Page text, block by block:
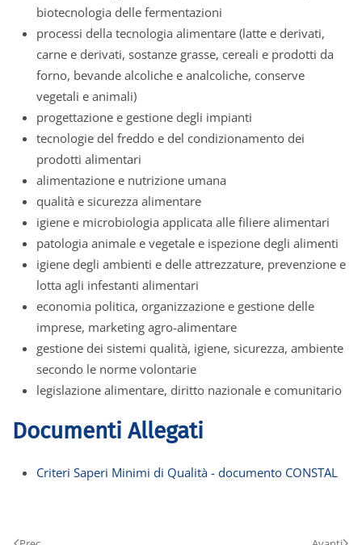
biotecnologia delle fermentazioni
processi della tecnologia alimentare (latte e derivati,
carne e derivati, sostanze grasse, cereali e prodotti da
forno, bevande alcoliche e analcoliche, conserve
vegetali e animali)
progettazione e gestione degli impianti
tecnologie del freddo e del condizionamento dei
prodotti alimentari
alimentazione e nutrizione umana
qualità e sicurezza alimentare
igiene e microbiologia applicata alle filiere alimentari
patologia animale e vegetale e ispezione degli alimenti
igiene degli ambienti e delle attrezzature, prevenzione e
lotta agli infestanti alimentari
economia politica, organizzazione e gestione delle
imprese, marketing agro-alimentare
gestione dei sistemi qualità, igiene, sicurezza, ambiente
secondo le norme volontarie
legislazione alimentare, diritto nazionale e comunitario
Documenti Allegati
Criteri Saperi Minimi di Qualità - documento CONSTAL